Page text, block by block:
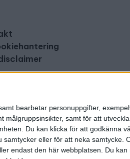
bearbetar personuppgifter,
samt för att
Du kan klicka för att godkänna
eller för att neka samtycke.
endast den här webbplatsen. Du